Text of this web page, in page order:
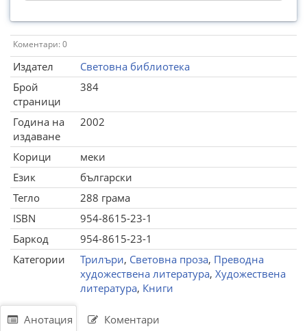
Коментари: 0
Издател
Световна библиотека
Брой
страници
384
Година на
издаване
2002
Корици
меки
Език
български
Тегло
288 грама
ISBN
954-8615-23-1
Баркод
954-8615-23-1
Категории
Трилъри, Световна проза, Преводна
художествена литература, Художествена
литература, Книги
Анотация Коментари